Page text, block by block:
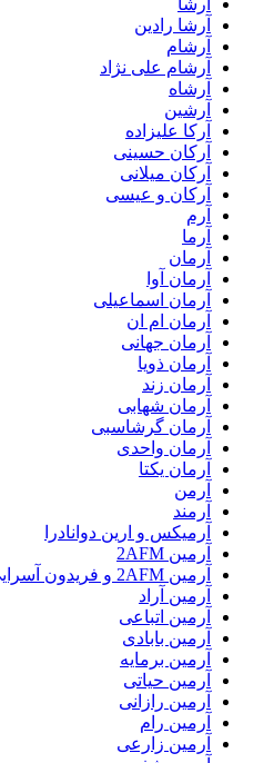
آرشا
آرشا رادین
آرشام
آرشام علی نژاد
آرشاه
آرشین
آرکا علیزاده
آرکان حسینی
آرکان میلانی
آرکان و عیسی
آرم
آرما
آرمان
آرمان آوا
آرمان اسماعیلی
آرمان ام ان
آرمان جهانی
آرمان ذویا
آرمان زند
آرمان شهابی
آرمان گرشاسبی
آرمان واحدی
آرمان یکتا
آرمن
آرمند
آرمیکس و ارین دوانادرا
آرمین 2AFM
آرمین 2AFM و فریدون آسرایی
آرمین آراد
آرمین اتباعی
آرمین بابادی
آرمین برمایه
آرمین حیاتی
آرمین رازانی
آرمین رام
آرمین زارعی